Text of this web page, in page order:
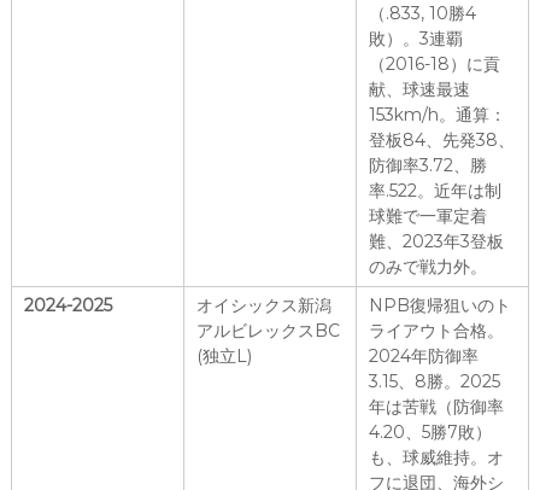
（.833, 10勝4
敗）。3連覇
（2016-18）に貢
献、球速最速
153km/h。通算：
登板84、先発38、
防御率3.72、勝
率.522。近年は制
球難で一軍定着
難、2023年3登板
のみで戦力外。
2024-2025
オイシックス新潟
アルビレックスBC
(独立L)
NPB復帰狙いのト
ライアウト合格。
2024年防御率
3.15、8勝。2025
年は苦戦（防御率
4.20、5勝7敗）
も、球威維持。オ
フに退団、海外シ